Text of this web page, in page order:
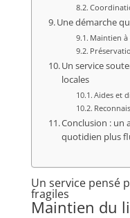
Une démarche
Maintien
Un service
locales
Aides et
Conclusion : un
quotidien plus
Un service pensé
fragiles
Maintien du